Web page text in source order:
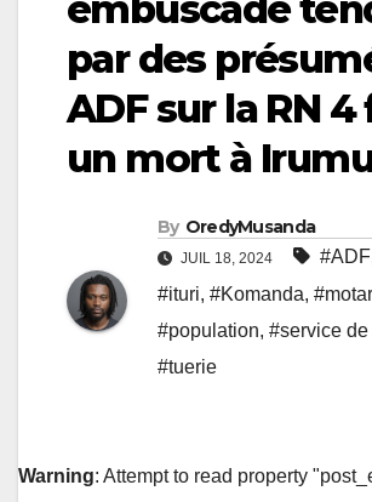
par des
ADF sur la RN 4
un mort à
By OredyMusanda
JUIL 18, 2024 #ADF
#ituri, #Komanda,
#population, #service
#tuerie
Warning: Attempt to read property